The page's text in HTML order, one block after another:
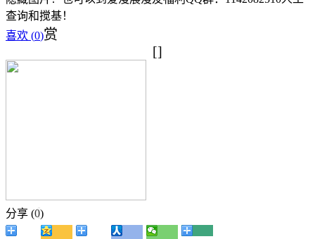
查询和搅基！
喜欢 (0)赏
[]
分享 (0)